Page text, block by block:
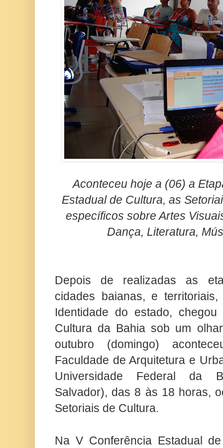
Aconteceu hoje a (06) a
Estadual de Cultura, as
específicos sobre Artes
Dança, Literatura,
Depois de realizadas as
cidades baianas, e
Identidade do estado,
Cultura da Bahia sob um
outubro (domingo)
Faculdade de Arquitetura e
Universidade Federal da
Salvador), das 8 às 18 horas,
Setoriais de Cultura.
Na V Conferência Estadual